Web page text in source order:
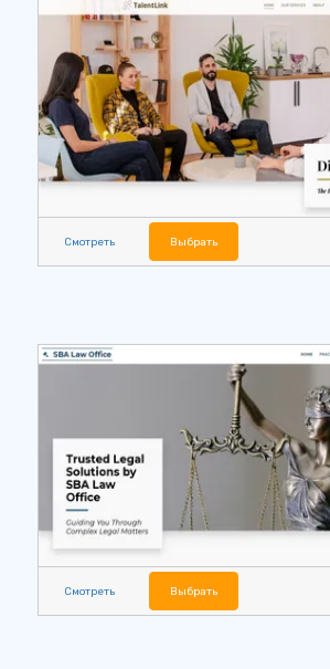
Смотреть Выбрать
Смотреть Выбрать